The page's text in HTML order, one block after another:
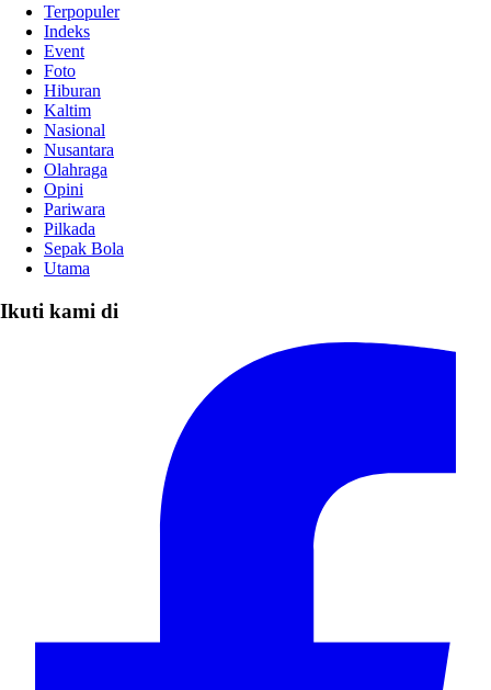
Terpopuler
Indeks
Event
Foto
Hiburan
Kaltim
Nasional
Nusantara
Olahraga
Opini
Pariwara
Pilkada
Sepak Bola
Utama
Ikuti kami di